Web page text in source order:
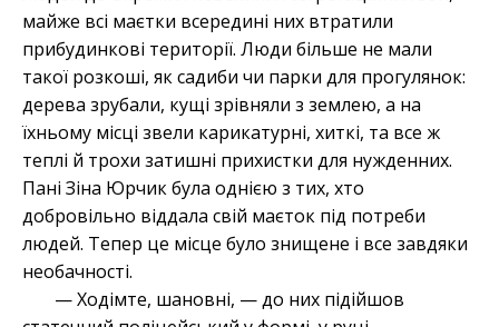
майже всі маєтки всередині них втратили
прибудинкові території. Люди більше не мали
такої розкоші, як садиби чи парки для прогулянок:
дерева зрубали, кущі зрівняли з землею, а на
їхньому місці звели карикатурні, хиткі, та все ж
теплі й трохи затишні прихистки для нужденних.
Пані Зіна Юрчик була однією з тих, хто
добровільно віддала свій маєток під потреби
людей. Тепер це місце було знищене і все завдяки
необачності.
— Ходімте, шановні, — до них підійшов